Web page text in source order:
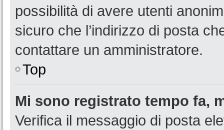
possibilità di avere utenti
sicuro che l’indirizzo di posta
contattare un amministratore.
Top
Mi sono registrato tempo fa,
Verifica il messaggio di posta